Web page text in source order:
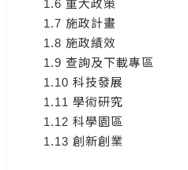
1.6 重大政策
1.7 施政計畫
1.8 施政績效
1.9 查詢及下載專區
1.10 科技發展
1.11 學術研究
1.12 科學園區
1.13 創新創業